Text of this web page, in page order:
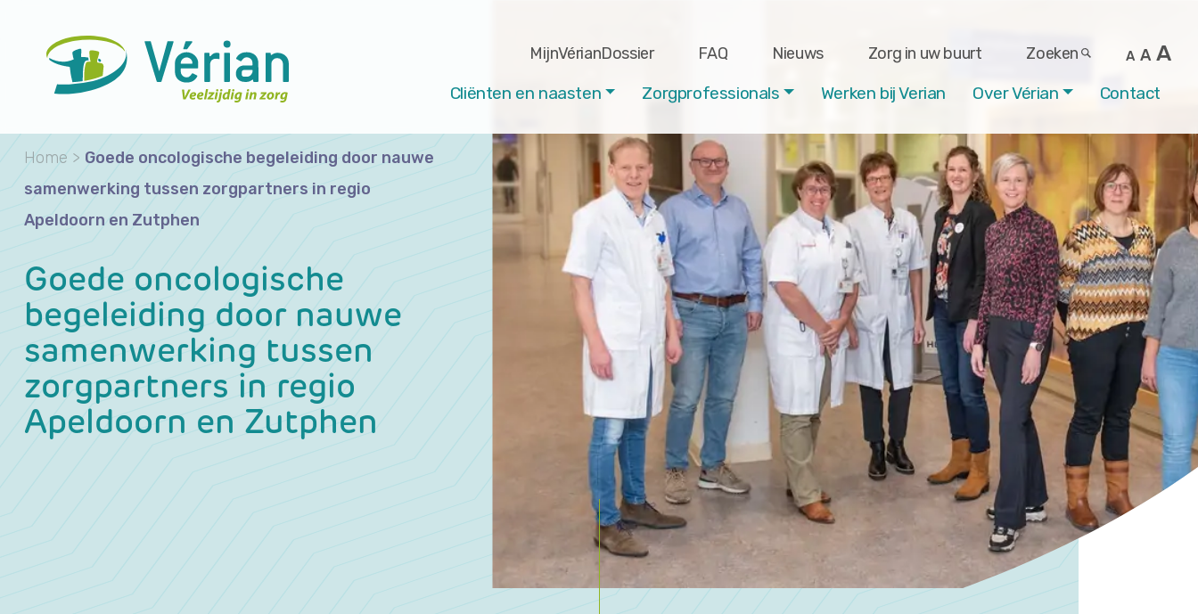
MijnVérianDossier FAQ Nieuws Zorg in uw buurt Zoeken A A A
Cliënten en naasten Zorgprofessionals Werken bij Verian Over Vérian Contact
Home > Goede oncologische begeleiding door nauwe
samenwerking tussen zorgpartners in regio
Apeldoorn en Zutphen
Goede oncologische
begeleiding door nauwe
samenwerking tussen
zorgpartners in regio
Apeldoorn en Zutphen